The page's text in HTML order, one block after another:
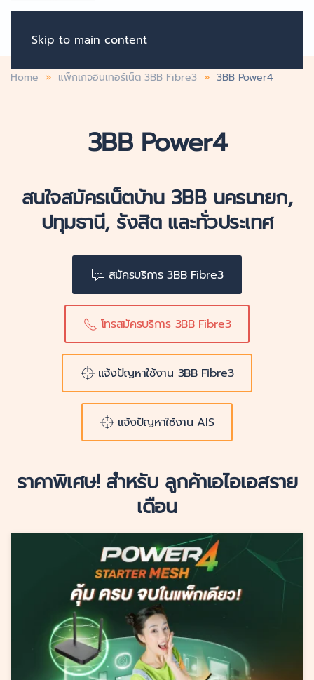
Skip to main content
Home แพ็กเกจอินเทอร์เน็ต 3BB Fibre3 3BB Power4
3BB Power4
สนใจสมัครเน็ตบ้าน 3BB นครนายก,
ปทุมธานี, รังสิต และทั่วประเทศ
สมัครบริการ 3BB Fibre3
โทรสมัครบริการ 3BB Fibre3
แจ้งปัญหาใช้งาน 3BB Fibre3
แจ้งปัญหาใช้งาน AIS
ราคาพิเศษ! สำหรับ ลูกค้าเอไอเอสราย
เดือน